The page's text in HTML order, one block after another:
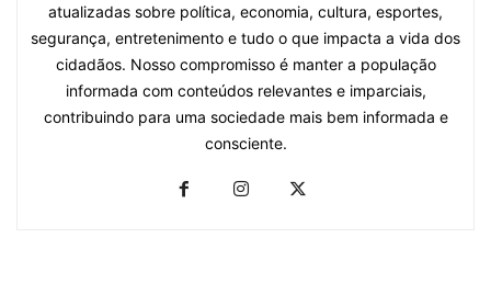
atualizadas sobre política, economia, cultura, esportes,
segurança, entretenimento e tudo o que impacta a vida dos
cidadãos. Nosso compromisso é manter a população
informada com conteúdos relevantes e imparciais,
contribuindo para uma sociedade mais bem informada e
consciente.